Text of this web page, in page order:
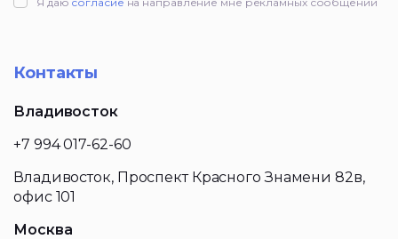
Контакты
Владивосток
+7 994 017-62-60
Владивосток, Проспект Красного Знамени 82в,
офис 101
Москва